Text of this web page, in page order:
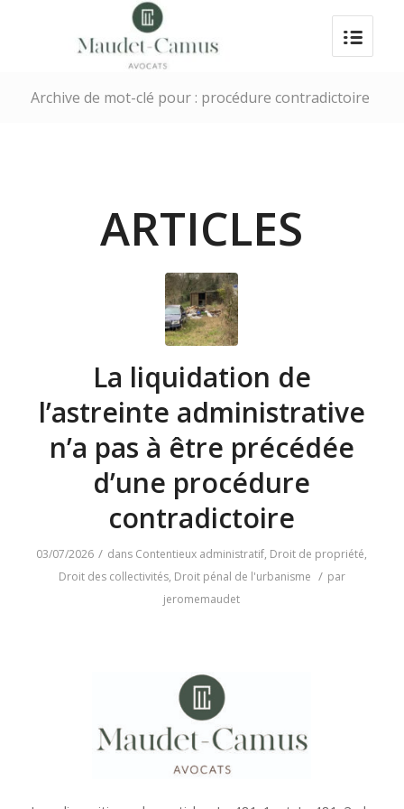
Archive de mot-clé pour : procédure contradictoire
ARTICLES
La liquidation de
l’astreinte administrative
n’a pas à être précédée
d’une procédure
contradictoire
03/07/2026 / dans Contentieux administratif, Droit de propriété,
Droit des collectivités, Droit pénal de l'urbanisme / par
jeromemaudet